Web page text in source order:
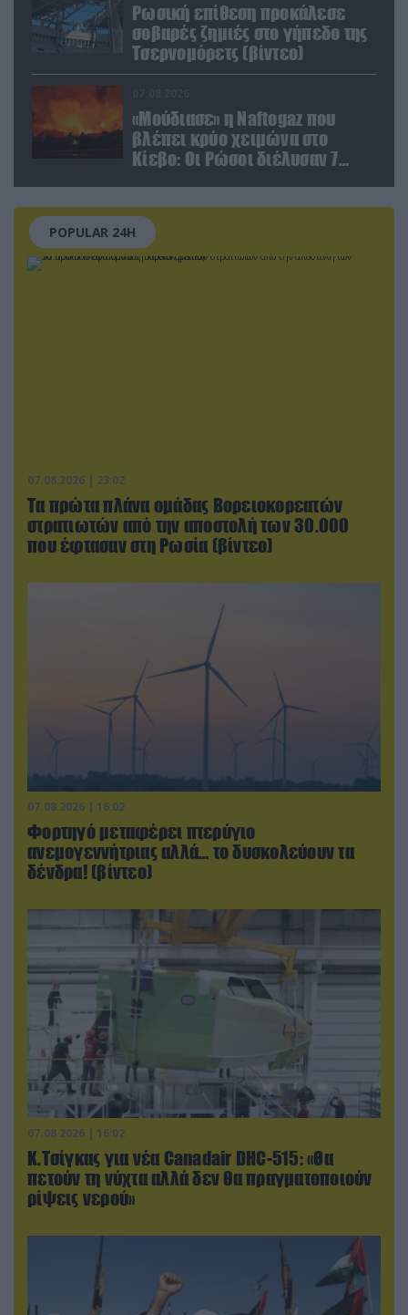
Ρωσική επίθεση προκάλεσε
σοβαρές ζημιές στο γήπεδο της
Τσερνομόρετς (βίντεο)
«Μούδιασε» η Naftogaz που
βλέπει κρύο χειμώνα στο
Κίεβο: Οι Ρώσοι διέλυσαν 7
POPULAR 24H
07.08.2026 | 23:02
Τα πρώτα πλάνα ομάδας Βορειοκορεατών
στρατιωτών από την αποστολή των 30.000
που έφτασαν στη Ρωσία (βίντεο)
07.08.2026 | 16:02
Φορτηγό μεταφέρει πτερύγιο
ανεμογεννήτριας αλλά… το δυσκολεύουν τα
δένδρα! (βίντεο)
07.08.2026 | 16:02
Κ.Τσίγκας για νέα Canadair DHC-515: «Θα
πετούν τη νύχτα αλλά δεν θα πραγματοποιούν
ρίψεις νερού»